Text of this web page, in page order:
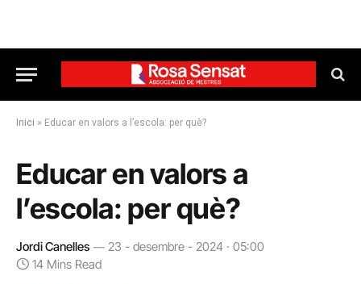
Inici » Educar en valors a l’escola: per què?
Educar en valors a
l’escola: per què?
Jordi Canelles
23 - desembre - 2024 · 05:00
14 Mins Read